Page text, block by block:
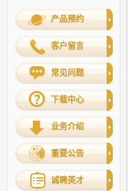
产品预约
客户留言
常见问题
下载中心
业务介绍
重要公告
诚聘英才